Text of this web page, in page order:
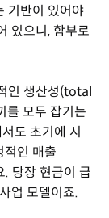
기반이 있어야
있으니, 함부로
인 생산성(total
모두 잡기는
도 초기에 시
적인 매출
당장 현금이 급
업 모델이죠.